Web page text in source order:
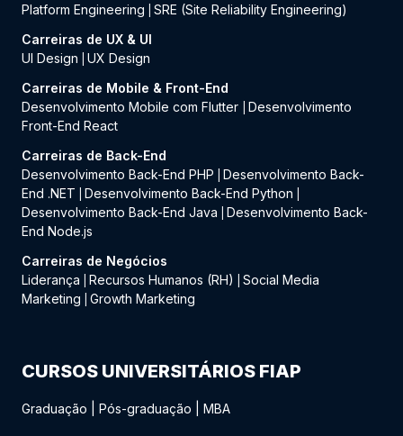
Platform Engineering
SRE (Site Reliability Engineering)
Carreiras de UX & UI
UI Design
UX Design
Carreiras de Mobile & Front-End
Desenvolvimento Mobile com Flutter
Desenvolvimento
Front-End React
Carreiras de Back-End
Desenvolvimento Back-End PHP
Desenvolvimento Back-
End .NET
Desenvolvimento Back-End Python
Desenvolvimento Back-End Java
Desenvolvimento Back-
End Node.js
Carreiras de Negócios
Liderança
Recursos Humanos (RH)
Social Media
Marketing
Growth Marketing
CURSOS UNIVERSITÁRIOS FIAP
Graduação Pós-graduação MBA